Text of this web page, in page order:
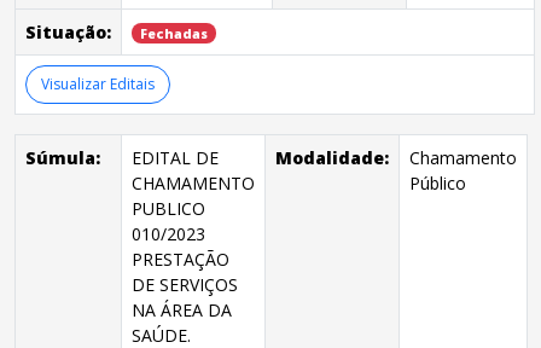
Situação: Fechadas
Visualizar Editais
Súmula:
EDITAL DE
CHAMAMENTO
PUBLICO
010/2023
PRESTAÇÃO
DE SERVIÇOS
NA ÁREA DA
SAÚDE.
Modalidade:
Chamamento
Público